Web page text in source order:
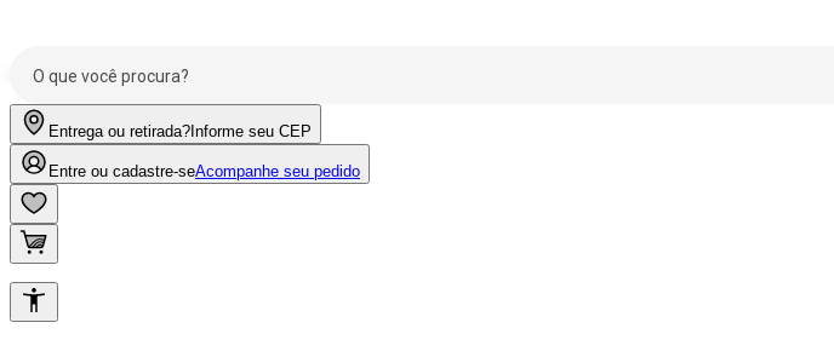
Entrega ou retirada? Informe seu CEP
Entre ou cadastre-seAcompanhe seu pedido